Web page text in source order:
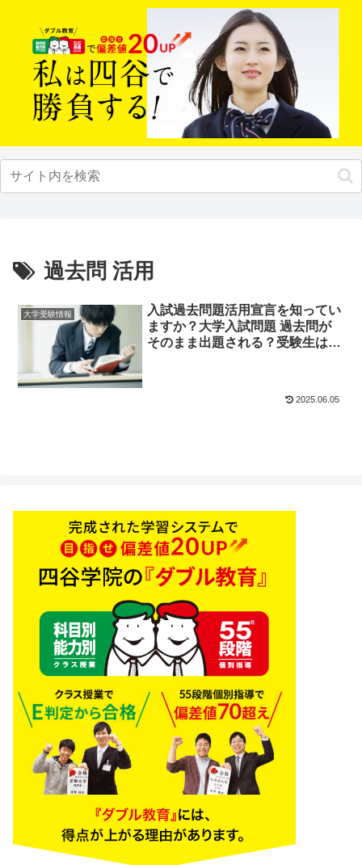
過去問 活用
大学受験情報
入試過去問題活用宣言を知ってい
ますか？大学入試問題 過去問が
そのまま出題される？受験生はチ
2025.06.05